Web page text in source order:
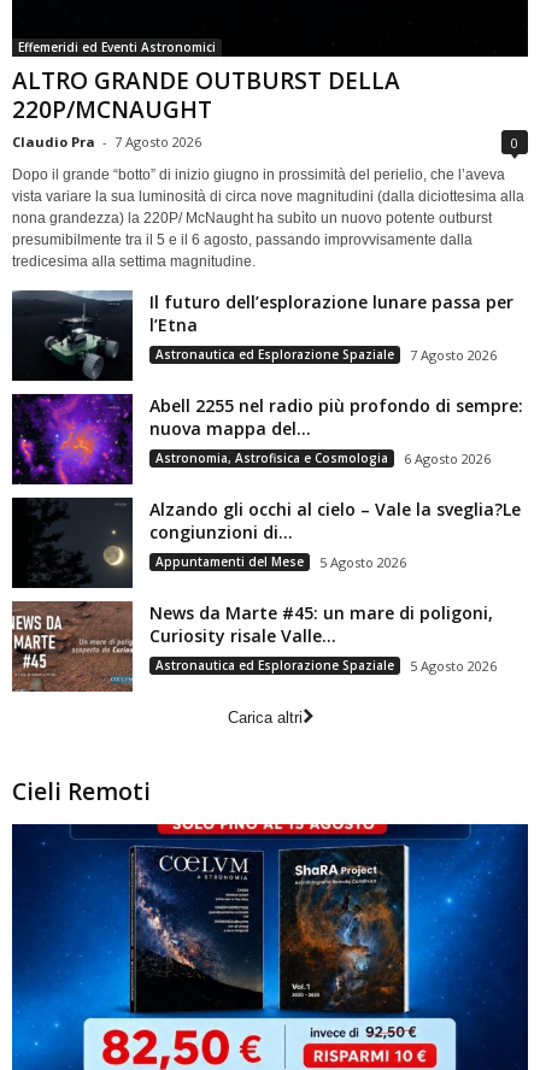
Effemeridi ed Eventi Astronomici
ALTRO GRANDE OUTBURST DELLA
220P/MCNAUGHT
Claudio Pra - 7 Agosto 2026 0
Dopo il grande “botto” di inizio giugno in prossimità del perielio, che l’aveva
vista variare la sua luminosità di circa nove magnitudini (dalla diciottesima alla
nona grandezza) la 220P/ McNaught ha subìto un nuovo potente outburst
presumibilmente tra il 5 e il 6 agosto, passando improvvisamente dalla
tredicesima alla settima magnitudine.
Il futuro dell’esplorazione lunare passa per
l’Etna
Astronautica ed Esplorazione Spaziale 7 Agosto 2026
Abell 2255 nel radio più profondo di sempre:
nuova mappa del...
Astronomia, Astrofisica e Cosmologia 6 Agosto 2026
Alzando gli occhi al cielo – Vale la sveglia?Le
congiunzioni di...
Appuntamenti del Mese 5 Agosto 2026
News da Marte #45: un mare di poligoni,
Curiosity risale Valle...
Astronautica ed Esplorazione Spaziale 5 Agosto 2026
Carica altri
Cieli Remoti